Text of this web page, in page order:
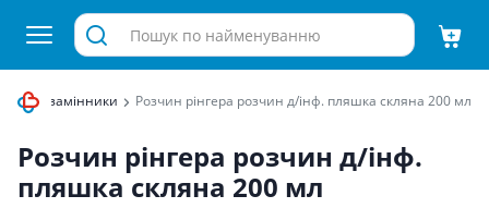
Кровозамінники Розчин рiнгера розчин д/iнф. пляшка скляна 200 мл
Розчин рiнгера розчин д/iнф.
пляшка скляна 200 мл